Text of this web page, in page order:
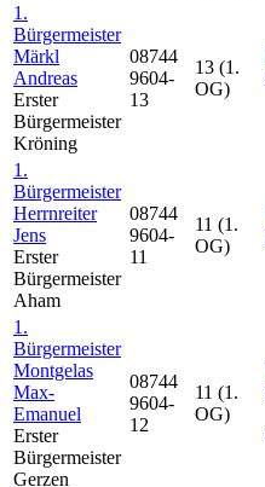
1.
Bürgermeister
Märkl
Andreas
Erster
Bürgermeister
Kröning
08744
9604-
13
13 (1.
OG)
1.
Bürgermeister
Herrnreiter
Jens
Erster
Bürgermeister
Aham
08744
9604-
11
11 (1.
OG)
1.
Bürgermeister
Montgelas
Max-
Emanuel
Erster
Bürgermeister
Gerzen
08744
9604-
12
11 (1.
OG)